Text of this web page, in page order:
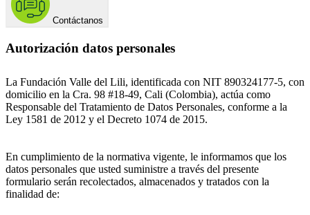
Contáctanos
Autorización datos personales
La Fundación Valle del Lili, identificada con NIT 890324177-5, con
domicilio en la Cra. 98 #18-49, Cali (Colombia), actúa como
Responsable del Tratamiento de Datos Personales, conforme a la
Ley 1581 de 2012 y el Decreto 1074 de 2015.
En cumplimiento de la normativa vigente, le informamos que los
datos personales que usted suministre a través del presente
formulario serán recolectados, almacenados y tratados con la
finalidad de: